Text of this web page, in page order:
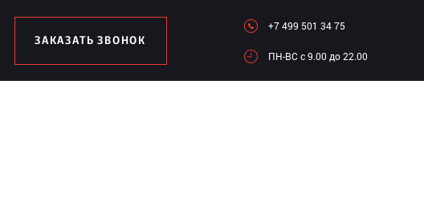
ЗАКАЗАТЬ ЗВОНОК
+7 499 501 34 75
ПН-ВC c 9.00 до 22.00